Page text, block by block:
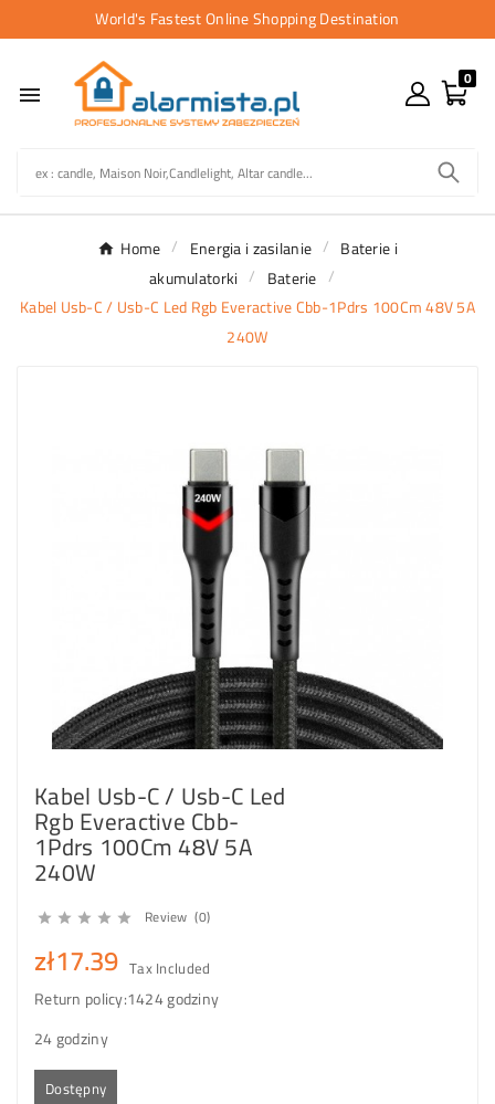
World's Fastest Online Shopping Destination

0
Home Energia i zasilanie
Baterie i
akumulatorki
Baterie
Kabel Usb-C / Usb-C Led Rgb Everactive Cbb-1Pdrs 100Cm 48V 5A
240W
Kabel Usb-C / Usb-C Led
Rgb Everactive Cbb-
1Pdrs 100Cm 48V 5A
240W
     Review (0)
zł17.39 Tax Included
Return policy:1424 godziny
24 godziny
Dostępny